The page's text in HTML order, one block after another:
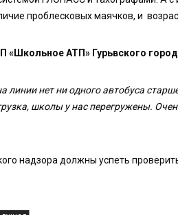
проблесковых маячков, и
«Школьное АТП» Гурьвского
линии нет ни одного автобуса
школы у нас перегружены.
надзора должны успеть